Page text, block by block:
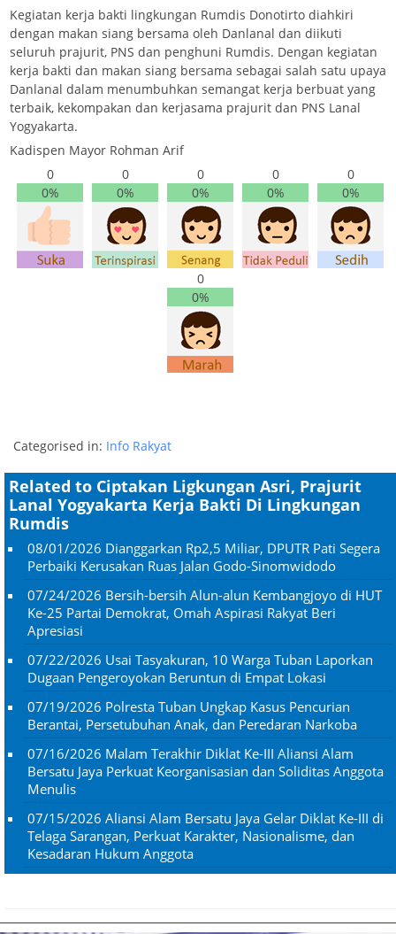
Kegiatan kerja bakti lingkungan Rumdis Donotirto diahkiri
dengan makan siang bersama oleh Danlanal dan diikuti
seluruh prajurit, PNS dan penghuni Rumdis. Dengan kegiatan
kerja bakti dan makan siang bersama sebagai salah satu upaya
Danlanal dalam menumbuhkan semangat kerja berbuat yang
terbaik, kekompakan dan kerjasama prajurit dan PNS Lanal
Yogyakarta.
Kadispen Mayor Rohman Arif
0
0%
0
0%
0
0%
0
0%
0
0%
0
0%
Categorised in: Info Rakyat
Related to Ciptakan Ligkungan Asri, Prajurit
Lanal Yogyakarta Kerja Bakti Di Lingkungan
Rumdis
08/01/2026 Dianggarkan Rp2,5 Miliar, DPUTR Pati Segera
Perbaiki Kerusakan Ruas Jalan Godo-Sinomwidodo
07/24/2026 Bersih-bersih Alun-alun Kembangjoyo di HUT
Ke-25 Partai Demokrat, Omah Aspirasi Rakyat Beri
Apresiasi
07/22/2026 Usai Tasyakuran, 10 Warga Tuban Laporkan
Dugaan Pengeroyokan Beruntun di Empat Lokasi
07/19/2026 Polresta Tuban Ungkap Kasus Pencurian
Berantai, Persetubuhan Anak, dan Peredaran Narkoba
07/16/2026 Malam Terakhir Diklat Ke-III Aliansi Alam
Bersatu Jaya Perkuat Keorganisasian dan Soliditas Anggota
Menulis
07/15/2026 Aliansi Alam Bersatu Jaya Gelar Diklat Ke-III di
Telaga Sarangan, Perkuat Karakter, Nasionalisme, dan
Kesadaran Hukum Anggota